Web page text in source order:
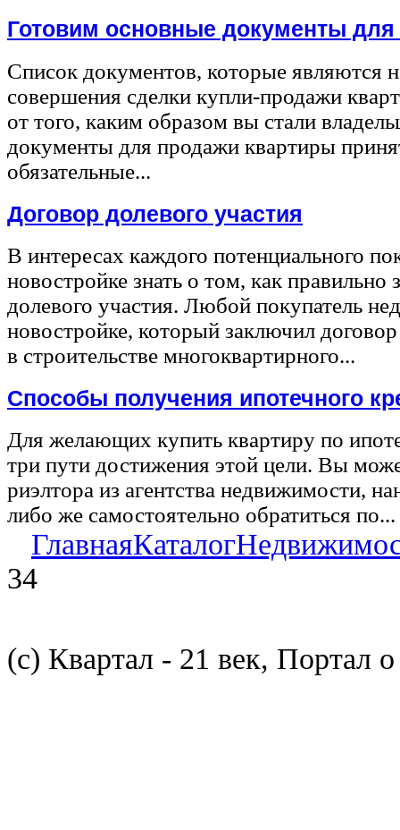
Готовим основные документы
Список документов, которые являются
совершения сделки купли-продажи
от того, каким образом вы стали
документы для продажи квартиры
обязательные...
Договор долевого участия
В интересах каждого потенциального
новостройке знать о том, как правильно
долевого участия. Любой покупатель
новостройке, который заключил
в строительстве многоквартирного...
Способы получения ипотечного
Для желающих купить квартиру по
три пути достижения этой цели. Вы
риэлтора из агентства недвижимости,
либо же самостоятельно обратиться по...
ГлавнаяКаталог
34
(с) Квартал - 21 век, Портал